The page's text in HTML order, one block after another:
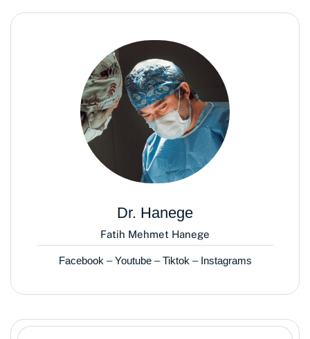
Dr. Hanege
Fatih Mehmet Hanege
Facebook –Youtube–Tiktok – Instagrams